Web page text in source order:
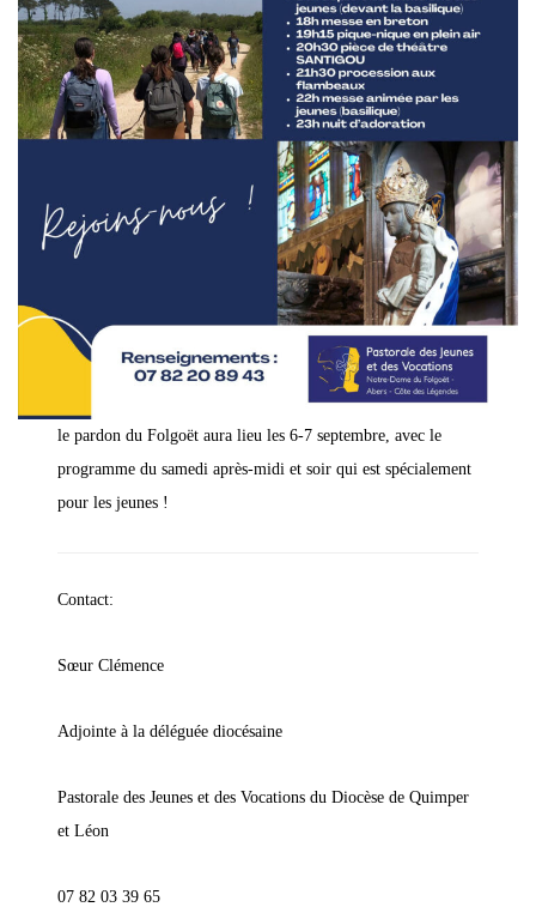
le pardon du Folgoët aura lieu les 6-7 septembre, avec le
programme du samedi après-midi et soir qui est spécialement
pour les jeunes !
Contact:
Sœur Clémence
Adjointe à la déléguée diocésaine
Pastorale des Jeunes et des Vocations du Diocèse de Quimper
et Léon
07 82 03 39 65